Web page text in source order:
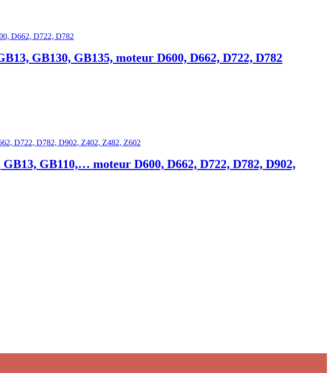
GB130, GB135, moteur D600, D662, D722, D782
GB110,… moteur D600, D662, D722, D782, D902,